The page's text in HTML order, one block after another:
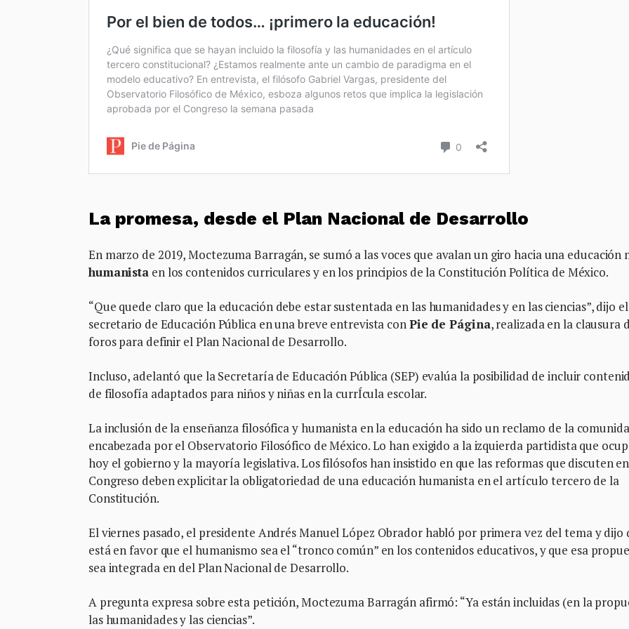
La promesa, desde el Plan Nacional de Desarrollo
En marzo de 2019, Moctezuma Barragán, se sumó a las voces que avalan un giro hacia una educación
humanista en los contenidos curriculares y en los principios de la Constitución Política de México.
“Que quede claro que la educación debe estar sustentada en las humanidades y en las ciencias”, dijo el
secretario de Educación Pública en una breve entrevista conPie de Página, realizada en la clausura
foros para definir el Plan Nacional de Desarrollo.
Incluso, adelantó que la Secretaría de Educación Pública (SEP) evalúa la posibilidad de incluir
de filosofía adaptados para niños y niñas en la currÍcula escolar.
La inclusión de la enseñanza filosófica y humanista en la educación ha sido un reclamo de la
encabezada por el Observatorio Filosófico de México. Lo han exigido a la izquierda partidista que
hoy el gobierno y la mayoría legislativa. Los filósofos han insistido en que las reformas que discuten
Congreso deben explicitar la obligatoriedad de una educación humanista en el artículo tercero de la
Constitución.
El viernes pasado, el presidente Andrés Manuel López Obrador habló por primera vez del tema y dijo
está en favor que el humanismo sea el “tronco común” en los contenidos educativos, y que esa
sea integrada en del Plan Nacional de Desarrollo.
A pregunta expresa sobre esta petición, Moctezuma Barragán afirmó: “Ya están incluidas (en la
las humanidades y las ciencias”.